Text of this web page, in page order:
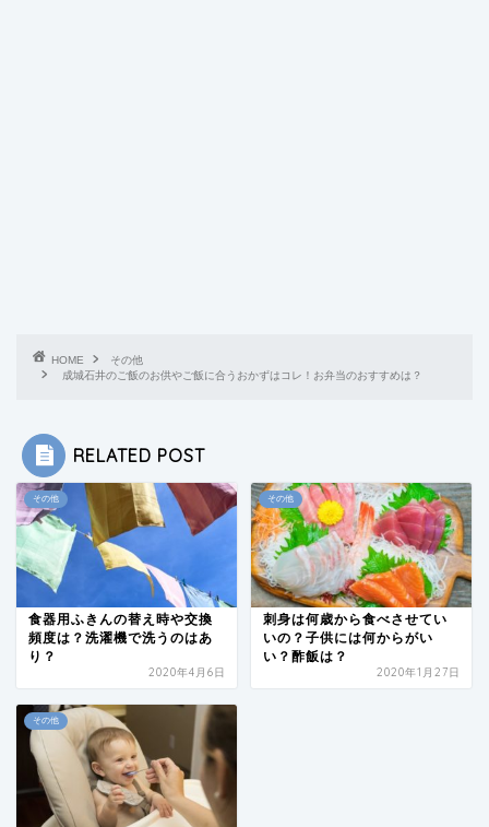
HOME
その他
成城石井のご飯のお供やご飯に合うおかずはコレ！お弁当のおすすめは？
RELATED POST
その他
食器用ふきんの替え時や交換
頻度は？洗濯機で洗うのはあ
り？
2020年4月6日
その他
刺身は何歳から食べさせてい
いの？子供には何からがい
い？酢飯は？
2020年1月27日
その他